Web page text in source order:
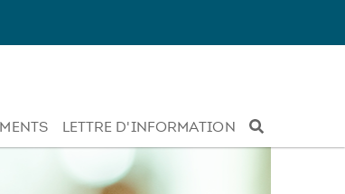
LETTRE D'INFORMATION